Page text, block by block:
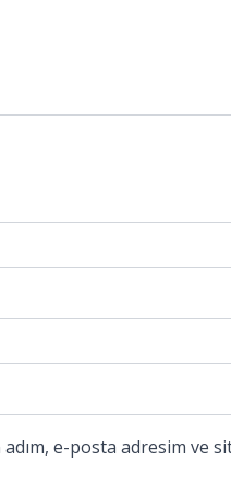
e-posta adresim ve